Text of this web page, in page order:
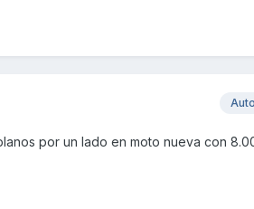
por un lado en moto nueva con